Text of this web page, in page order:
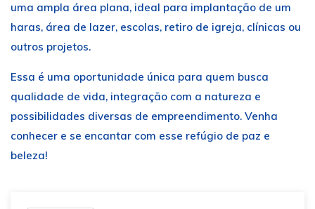
uma ampla área plana, ideal para implantação de um
haras, área de lazer, escolas, retiro de igreja, clínicas ou
outros projetos.
Essa é uma oportunidade única para quem busca
qualidade de vida, integração com a natureza e
possibilidades diversas de empreendimento. Venha
conhecer e se encantar com esse refúgio de paz e
beleza!